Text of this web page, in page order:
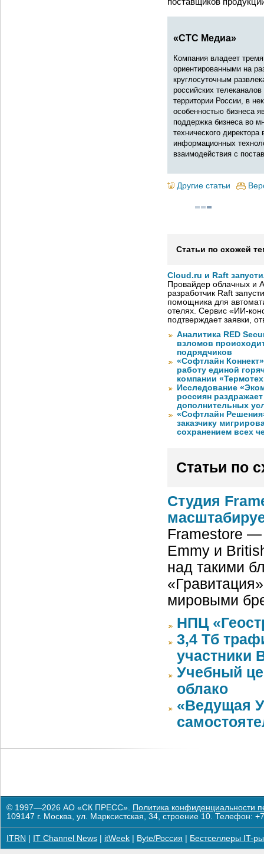
«СТС Медиа»
Компания владеет
ориентированными на
круглосуточным
российских
территории России, в
особенностью бизнеса
поддержка бизнеса во
технического
информационных
взаимодействия с
Другие статьи
Статьи по схожей
Cloud.ru и Raft
Провайдер облачных и
разработчик Raft
помощника для
отелях. Сервис «ИИ-
подтверждает заявки,
Аналитика RED
взломов
подрядчиков
«Софтлайн
работу единой
компании
Исследование
россиян
дополнительных
«Софтлайн
заказчику
сохранением всех
Статьи по
Студия
Framestore —
Emmy и
над такими
мировыми
НПЦ
3,4 Тб
участники
Учебный
облако
«Ведущая
© 1997—2026 АО «СК ПРЕСС». Политика конфиденциальности
109147 г. Москва, ул. Марксистская, 34, строение 10. Телефон:
ITRN IT Channel News itWeek Byte/Россия Бестселлеры IT-